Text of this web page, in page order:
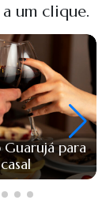
um clique.
para
casal